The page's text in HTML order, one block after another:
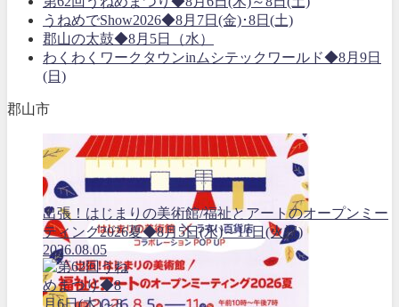
うねめでShow2026◆8月7日(金)･8日(土)
郡山の太鼓◆8月5日（水）
わくわくワークタウンinムシテックワールド◆8月9日
(日)
郡山市
出張！はじまりの美術館/福祉とアートのオープンミー
ティング2026夏◆8月5日(水)～11日(火祝)
2026.08.05